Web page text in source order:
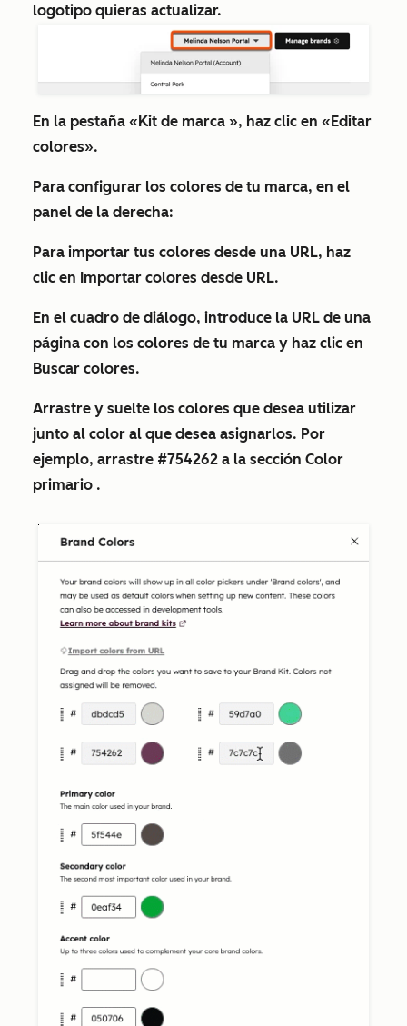
logotipo quieras actualizar.
En la pestaña «Kit de marca », haz clic en «Editar
colores».
Para configurar los colores de tu marca, en el
panel de la derecha:
Para importar tus colores desde una URL, haz
clic en Importar colores desde URL.
En el cuadro de diálogo, introduce la URL de una
página con los colores de tu marca y haz clic en
Buscar colores.
Arrastre y suelte los colores que desea utilizar
junto al color al que desea asignarlos. Por
ejemplo, arrastre #754262 a la sección Color
primario .